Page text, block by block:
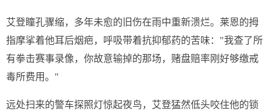
艾登瞳孔骤缩，多年未愈的旧伤在雨中重新溃烂。莱恩的拇
指摩挲着他耳后烟疤，呼吸带着抗抑郁药的苦味："我查了所
有拳击赛事录像，你故意输掉的那场，赌盘赔率刚好够缴戒
毒所费用。"
远处扫来的警车探照灯惊起夜鸟，艾登猛然低头咬住他的锁